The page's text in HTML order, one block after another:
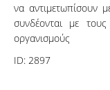
να αντιμετωπίσουν
συνδέονται με
οργανισμούς
ID: 2897